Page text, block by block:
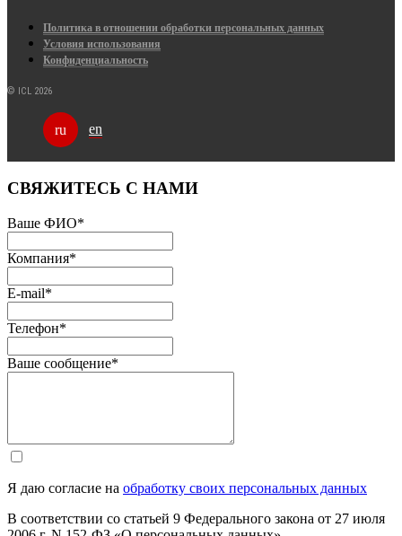
Политика в отношении обработки персональных данных
Условия использования
Конфиденциальность
© ICL 2026
ru en
СВЯЖИТЕСЬ С НАМИ
Ваше ФИО*
Компания*
E-mail*
Телефон*
Ваше сообщение*
Я даю согласие на обработку своих персональных данных
В соответствии со статьей 9 Федерального закона от 27 июля